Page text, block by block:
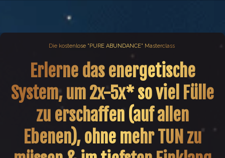
Die kostenlose "PURE ABUNDANCE" Masterclass
Erlerne das energetische
System, um 2x-5x* so viel Fülle
zu erschaffen (auf allen
Ebenen), ohne mehr TUN zu